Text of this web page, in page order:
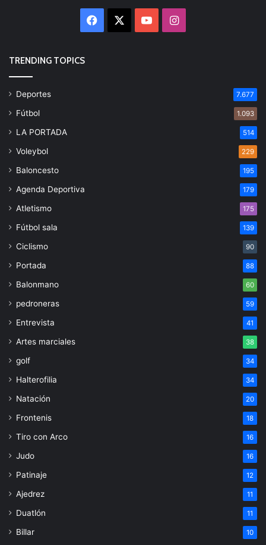
Facebook YouTubeInstagram
TRENDING TOPICS
Deportes 7.677
Fútbol 1.093
LA PORTADA 514
Voleybol 229
Baloncesto 195
Agenda Deportiva 179
Atletismo 175
Fútbol sala 139
Ciclismo 90
Portada 88
Balonmano 60
pedroneras 59
Entrevista 41
Artes marciales 38
golf 34
Halterofilia 34
Natación 20
Frontenis 18
Tiro con Arco 16
Judo 16
Patinaje 12
Ajedrez 11
Duatlón 11
Billar 10